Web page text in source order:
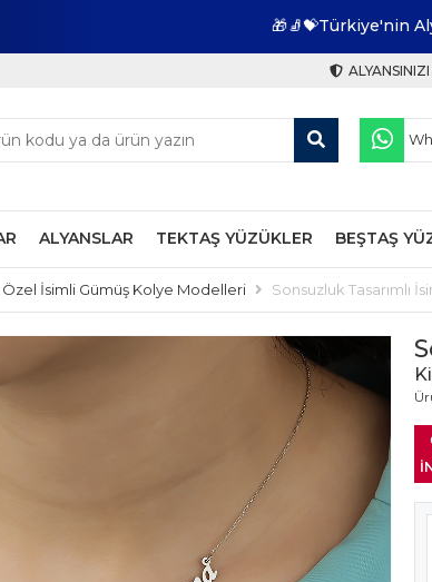
🎁🧦💝Türkiye'nin
ALYANSLAR TEKTAŞ YÜZÜKLER BEŞTAŞ
Özel İsimli Gümüş Kolye Modelleri Sonsuzluk Tasarımlı